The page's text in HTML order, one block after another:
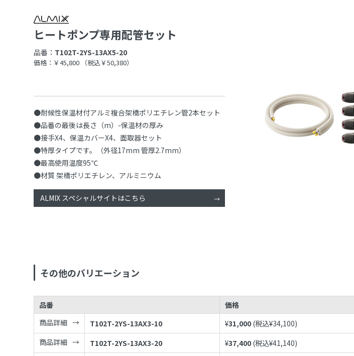
ヒートポンプ専用配管セット
品番： T102T-2YS-13AX5-20
価格：￥45,800 （税込￥50,380）
●耐候性保温材付アルミ複合架橋ポリエチレン管2本セット
●品番の最後は長さ（m）-保温材の厚み
●接手X4、保温カバーX4、面取器セット
●特厚タイプです。（外径17mm 管厚2.7mm）
●最高使用温度95℃
●材質 架橋ポリエチレン、アルミニウム
ALMIX スペシャルサイトはこちら
その他のバリエーション
品番 価格
商品詳細
T102T-2YS-13AX3-10 ¥31,000 (税込¥34,100)
商品詳細
T102T-2YS-13AX3-20 ¥37,400 (税込¥41,140)